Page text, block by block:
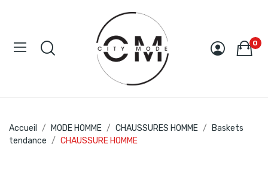
0
Accueil MODE HOMME CHAUSSURES HOMME
Baskets
tendance
CHAUSSURE HOMME